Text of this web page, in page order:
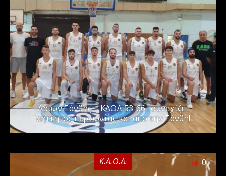
Αρίων Ξάνθης – ΚΑΟΔ 53-66 : συνεχίζει
αήττητος περνώντας και απο την Ξάνθη!
Κ.Α.Ο.Δ. 0